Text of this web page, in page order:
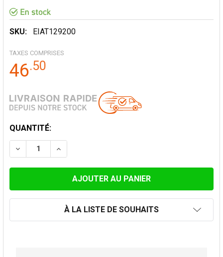
SKU: EIAT129200
TAXES COMPRISES
46.50
STOCK
ACTUEL:
QUANTITÉ:
DIMINUER LA QUANTITÉ DE RÉDUCTION INOX 129M-
AUGMENTER LA QUANTITÉ DE RÉDUCTION
À LA LISTE DE SOUHAITS